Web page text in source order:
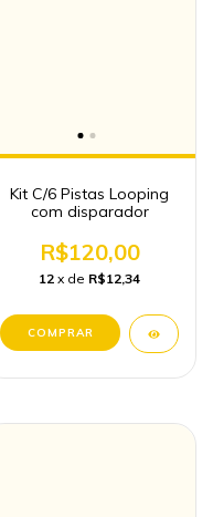
Kit C/6 Pistas Looping
com disparador
R$120,00
12 x de R$12,34